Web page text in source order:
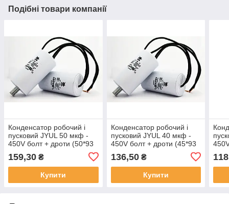
Подібні товари компанії
Конденсатор робочий і
пусковий JYUL 50 мкф -
450V болт + дроти (50*93
159,30 ₴
Купити
Конденсатор робочий і
пусковий JYUL 40 мкф -
450V болт + дроти (45*93
136,50₴
Купити